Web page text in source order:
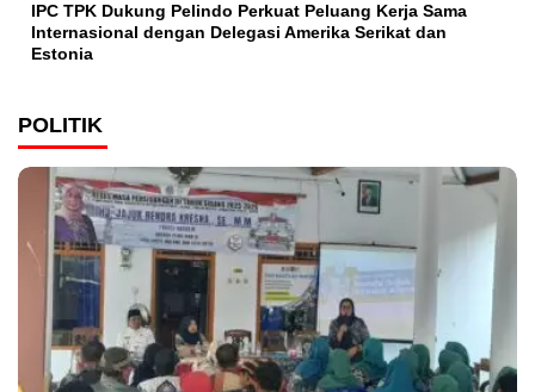
IPC TPK Dukung Pelindo Perkuat Peluang Kerja Sama
Internasional dengan Delegasi Amerika Serikat dan
Estonia
POLITIK